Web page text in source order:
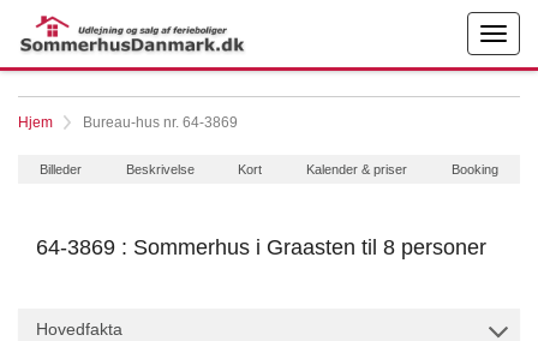
Hjem Bureau-hus nr. 64-3869
Billeder Beskrivelse Kort Kalender & priser Booking
64-3869 : Sommerhus i Graasten til 8 personer
Hovedfakta